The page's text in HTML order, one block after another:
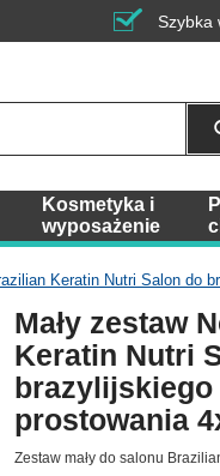
Szybka
Kosmetyka i
wyposażenie
Keratin Nutri Salon do
Mały zestaw
Keratin Nutri
prostowania
Zestaw mały do salonu